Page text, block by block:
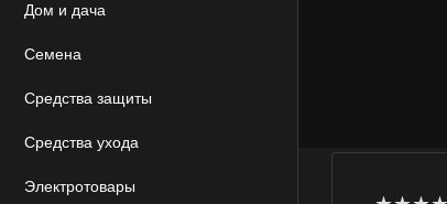
Дом и дача
Семена
Средства защиты
Средства ухода
Электротовары